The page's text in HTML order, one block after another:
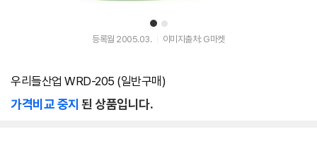
1 2
등록월 2005.03. 이미지출처: G마켓
우리들산업 WRD-205 (일반구매)
가격비교 중지 된 상품입니다.